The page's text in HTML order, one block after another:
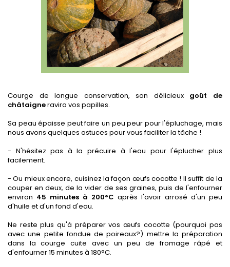
Courge de longue conservation, son délicieux goût de
châtaigneravira vos papilles.
Sa peau épaisse peut faire un peu peur pour l'épluchage, mais
nous avons quelques astuces pour vous faciliter la tâche !
- N'hésitez pas à la précuire à l'eau pour l'éplucher plus
facilement.
- Ou mieux encore, cuisinez la façon œufs cocotte ! Il suffit de la
couper en deux, de la vider de ses graines, puis de l'enfourner
environ 45 minutes à 200°C après l'avoir arrosé d'un peu
d'huile et d'un fond d'eau.
Ne reste plus qu'à préparer vos œufs cocotte (pourquoi pas
avec une petite fondue de poireaux?) mettre la préparation
dans la courge cuite avec un peu de fromage râpé et
d'enfourner 15 minutes à 180°C.